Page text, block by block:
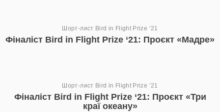
Шорт-лист Bird in Flight Prize ‘21
Фіналіст Bird in Flight Prize ‘21: Проєкт «Мадре»
Шорт-лист Bird in Flight Prize ‘21
Фіналіст Bird in Flight Prize ‘21: Проєкт «Три
краї океану»